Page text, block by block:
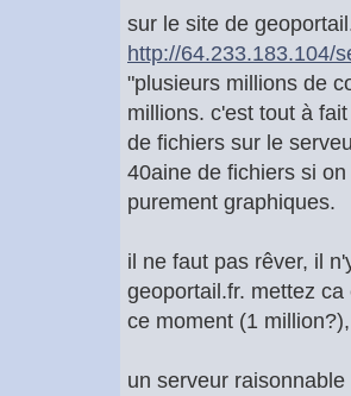
sur le site de
http://64.233.183.104/
"plusieurs millions de
millions. c'est tout à
de fichiers sur le
40aine de fichiers si
purement graphiques.
il ne faut pas rêver, il
geoportail.fr. mettez
ce moment (1
un serveur